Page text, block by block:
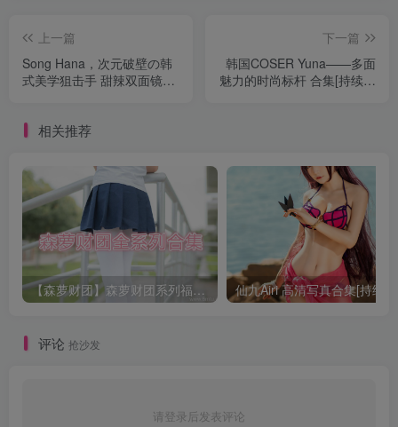
上一篇
Song Hana，次元破壁の韩
式美学狙击手 甜辣双面镜！
下一篇
韩国COSER Yuna——多面
魅力的时尚标杆 合集[持续更
相关推荐
【森萝财团】森萝财团系列福利原版无水印合集下载[与本站内容同步更新] 仙九Airi 高清写真合集[持续
评论 抢沙发
请登录后发表评论